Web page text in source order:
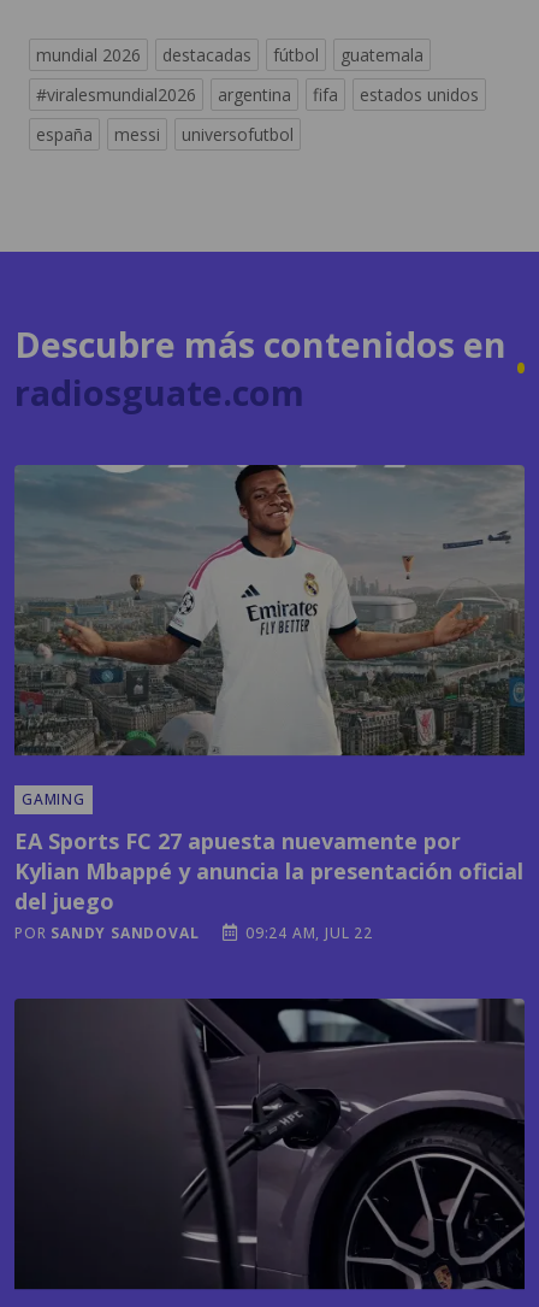
españa
messi universofutbol
radiosguate.com
GAMING
Kylian Mbappé y anuncia la presentación oficial
del juego
PORSANDY SANDOVAL 09:24 AM, JUL 22